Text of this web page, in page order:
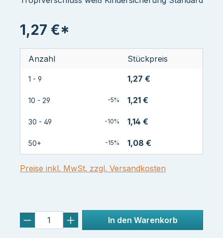
1,27 €*
Anzahl Stückpreis
1 - 9 1,27 €
10 - 29 -5% 1,21 €
30 - 49 -10% 1,14 €
50+ -15% 1,08 €
Preise inkl. MwSt. zzgl. Versandkosten
In den Warenkorb